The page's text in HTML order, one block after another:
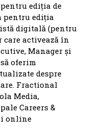
ediția de
pentru ediția
digitală (pentru
activează în
Manager și
oferim
despre
Fractional
Media,
Careers &
online